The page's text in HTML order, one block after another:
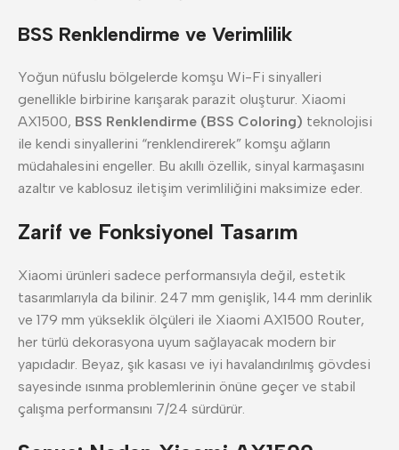
BSS Renklendirme ve Verimlilik
Yoğun nüfuslu bölgelerde komşu Wi-Fi sinyalleri
genellikle birbirine karışarak parazit oluşturur. Xiaomi
AX1500, BSS Renklendirme (BSS Coloring) teknolojisi
ile kendi sinyallerini “renklendirerek” komşu ağların
müdahalesini engeller. Bu akıllı özellik, sinyal karmaşasını
azaltır ve kablosuz iletişim verimliliğini maksimize eder.
Zarif ve Fonksiyonel Tasarım
Xiaomi ürünleri sadece performansıyla değil, estetik
tasarımlarıyla da bilinir. 247 mm genişlik, 144 mm derinlik
ve 179 mm yükseklik ölçüleri ile Xiaomi AX1500 Router,
her türlü dekorasyona uyum sağlayacak modern bir
yapıdadır. Beyaz, şık kasası ve iyi havalandırılmış gövdesi
sayesinde ısınma problemlerinin önüne geçer ve stabil
çalışma performansını 7/24 sürdürür.